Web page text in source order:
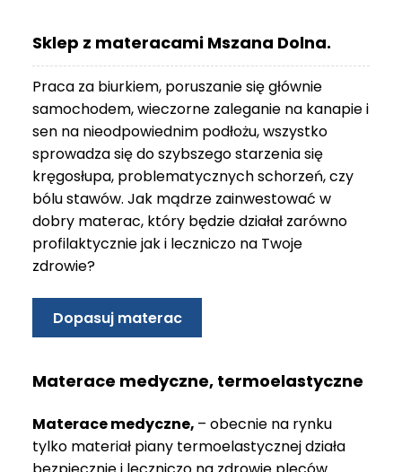
Sklep z materacami Mszana Dolna.
Praca za biurkiem, poruszanie się głównie
samochodem, wieczorne zaleganie na kanapie i
sen na nieodpowiednim podłożu, wszystko
sprowadza się do szybszego starzenia się
kręgosłupa, problematycznych schorzeń, czy
bólu stawów. Jak mądrze zainwestować w
dobry materac, który będzie działał zarówno
profilaktycznie jak i leczniczo na Twoje
zdrowie?
Dopasuj materac
Materace medyczne, termoelastyczne
Materace medyczne, – obecnie na rynku
tylko materiał piany termoelastycznej działa